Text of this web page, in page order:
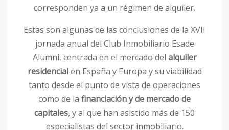
corresponden ya a un régimen de alquiler.
Estas son algunas de las conclusiones de la XVII
jornada anual del Club Inmobiliario Esade
Alumni, centrada en el mercado del alquiler
residencialen España y Europa y su viabilidad
tanto desde el punto de vista de operaciones
como de la financiación y de mercado de
capitales, y al que han asistido más de 150
especialistas del sector inmobiliario.